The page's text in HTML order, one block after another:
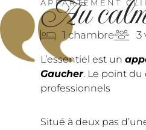
APPARTEMENT
Au
1 chambre 3
L’essentiel est un
Gaucher. Le point du
professionnels
Situé à deux pas